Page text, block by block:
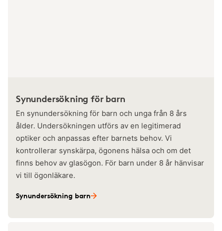
Synundersökning för barn
En synundersökning för barn och unga från 8 års
ålder. Undersökningen utförs av en legitimerad
optiker och anpassas efter barnets behov. Vi
kontrollerar synskärpa, ögonens hälsa och om det
finns behov av glasögon. För barn under 8 år hänvisar
vi till ögonläkare.
Synundersökning barn